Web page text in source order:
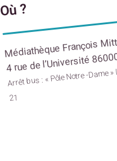
Où ?
Médiathèque François
4 rue de l’Université
Arrêt bus : « Pôle Notre -Dame
21